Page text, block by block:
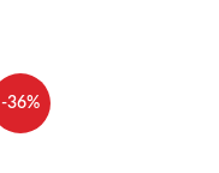
-36%